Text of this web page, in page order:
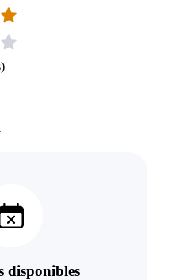
)
disponibles